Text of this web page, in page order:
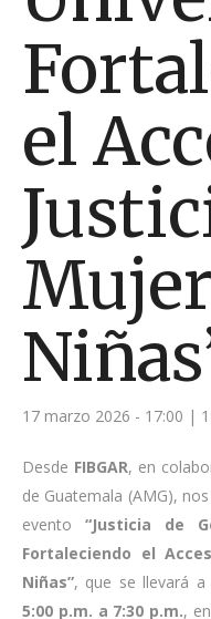
el
17 marzo 2026 - 17:00 |
Desde FIBGAR, en
de Guatemala (AMG),
evento “Justicia de
Fortaleciendo el
Niñas”, que se llevará
5:00 p.m. a 7:30 p.m.,